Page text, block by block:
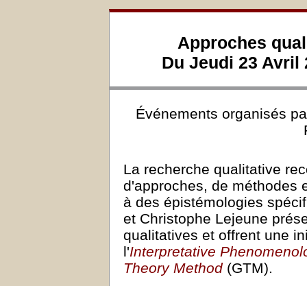
Approches
Du Jeudi 23 Avril
Événements organisés
La recherche qualitative
d'approches, de méthodes
à des épistémologies
et Christophe Lejeune
qualitatives et offrent une
l'Interpretative
Theory Method(GTM).